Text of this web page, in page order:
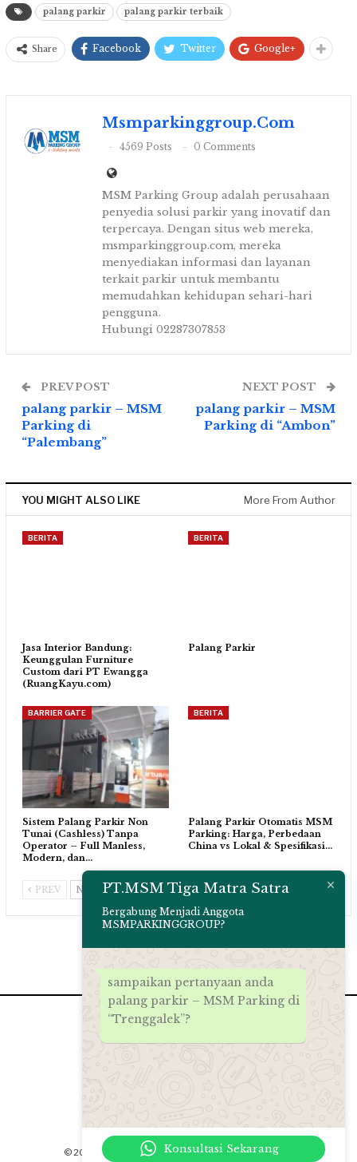
palang parkir palang parkir terbaik
Share Facebook Twitter Google+
Msmparkinggroup.com
4569 Posts 0 Comments
MSM Parking Group adalah perusahaan
penyedia solusi parkir yang inovatif dan
terpercaya. Dengan situs web mereka,
msmparkinggroup.com, mereka
menyediakan informasi dan layanan
terkait parkir untuk membantu
memudahkan kehidupan sehari-hari
pengguna.
Hubungi 02287307853
PREV POST
palang parkir – MSM
Parking di
“Palembang”
NEXT POST
palang parkir – MSM
Parking di “Ambon”
YOU MIGHT ALSO LIKE More From Author
BERITA
Jasa Interior Bandung:
Keunggulan Furniture
Custom dari PT Ewangga
(RuangKayu.com)
BERITA
Palang Parkir
BARRIER GATE
Sistem Palang Parkir Non
Tunai (Cashless) Tanpa
Operator – Full Manless,
Modern, dan…
BERITA
Palang Parkir Otomatis MSM
Parking: Harga, Perbedaan
China vs Lokal & Spesifikasi…
PREV NEXT
© 2026 - PT.MSM Tiga Matra Satra. All Rights Reserved.
PT.MSM Tiga Matra Satra
Bergabung Menjadi Anggota
MSMPARKINGGROUP?
sampaikan pertanyaan anda
palang parkir – MSM Parking di
“Trenggalek”?
Konsultasi Sekarang